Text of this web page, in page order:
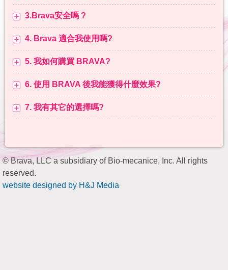
3.Brava安全嗎 ?
4. Brava 適合我使用嗎?
5. 我如何購買 BRAVA?
6. 使用 BRAVA 後我能獲得什麼效果?
7. 我有其它的選擇嗎?
© Brava, LLC a subsidiary of Bio-mecanice, Inc. All rights
reserved.
website designed by H&J Media